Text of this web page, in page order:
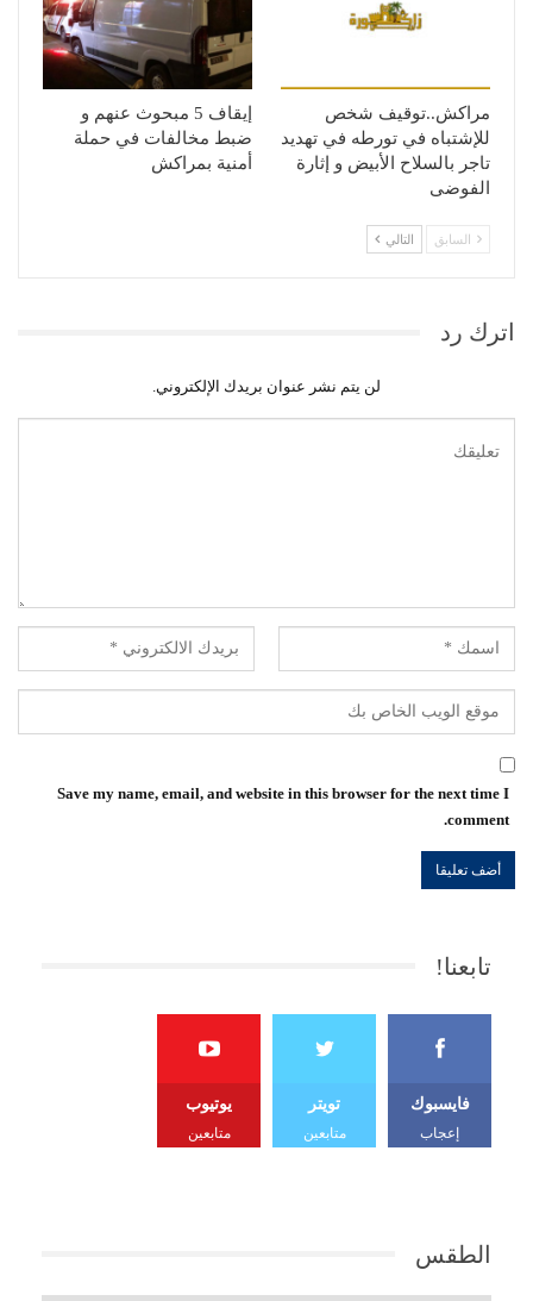
مراكش..توقيف شخص
للإشتباه في تورطه في تهديد
تاجر بالسلاح الأبيض و إثارة
الفوضى
إيقاف 5 مبحوث عنهم و
ضبط مخالفات في حملة
أمنية بمراكش
السابق التالي
اترك رد
لن يتم نشر عنوان بريدك الإلكتروني.
Save my name, email, and website in this browser for the next time I
comment.
تابعنا!
فايسبوك
إعجاب
تويتر
متابعين
يوتيوب
متابعين
الطقس